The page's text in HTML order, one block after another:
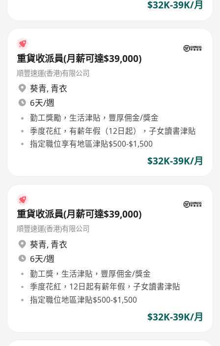
$32K-39K/月
重貨收派員(月薪可達$39,000)
順豐速運(香港)有限公司
葵青, 青衣
6天/週
勤工獎勵，生活津貼，豐厚佣金/獎金
季度花紅，有薪年假（12日起），子女讀書津貼
指定職位享有地區津貼$500-$1,500
$32K-39K/月
重貨收派員(月薪可達$39,000)
順豐速運(香港)有限公司
葵青, 青衣
6天/週
勤工獎，生活津貼，豐厚佣金/獎金
季度花紅，12日起有薪年假，子女讀書津貼
指定職位地區津貼$500-$1,500
$32K-39K/月